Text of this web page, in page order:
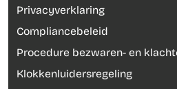
Privacyverklaring
Compliancebeleid
Procedure bezwaren- en
Klokkenluidersregeling